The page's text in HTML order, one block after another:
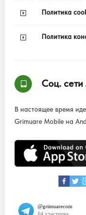
Политика
Политика
Соц. сети
В настоящее время
Grimuare Mobile на